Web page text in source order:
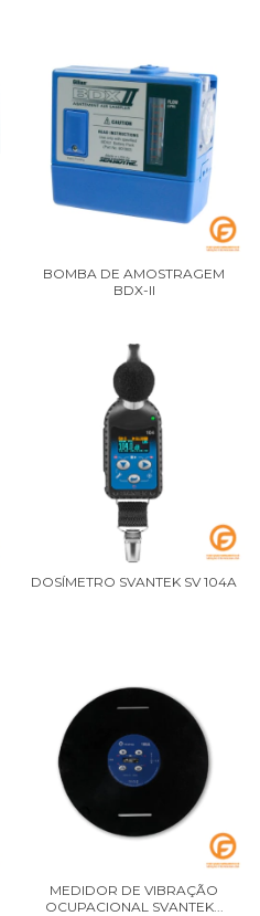
BOMBA DE AMOSTRAGEM
BDX-II
DOSÍMETRO SVANTEK SV 104A
MEDIDOR DE VIBRAÇÃO
OCUPACIONAL SVANTEK...